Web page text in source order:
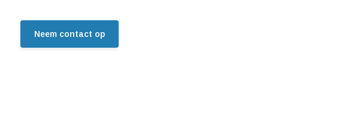
Neem contact op